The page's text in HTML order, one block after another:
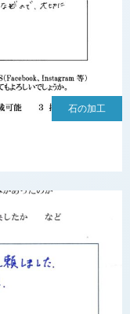
石の加工